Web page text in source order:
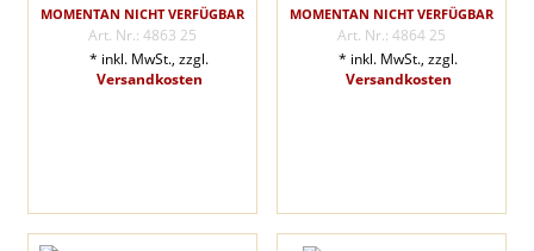
MOMENTAN NICHT VERFÜGBAR
Art. Nr.: 4863 25
* inkl. MwSt., zzgl.
Versandkosten
MOMENTAN NICHT VERFÜGBAR
Art. Nr.: 4864 25
* inkl. MwSt., zzgl.
Versandkosten